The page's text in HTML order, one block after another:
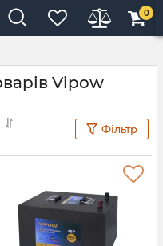
0
Vipow
Фільтр